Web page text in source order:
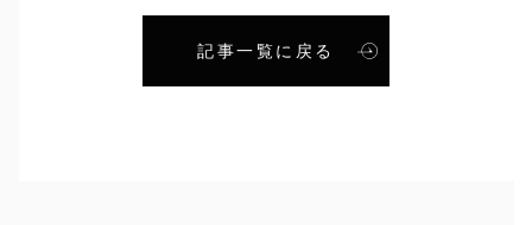
記事一覧に戻る